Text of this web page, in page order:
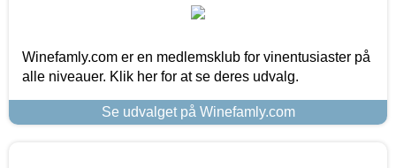
Winefamly.com er en medlemsklub for vinentusiaster på
alle niveauer. Klik her for at se deres udvalg.
Se udvalget på Winefamly.com